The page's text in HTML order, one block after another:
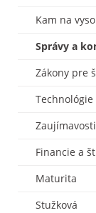
Kam na
Správy a
Zákony pre
Technológie
Financie a
Maturita
Stužková